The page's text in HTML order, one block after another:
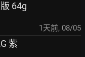
64g
1天前, 08/05
紫